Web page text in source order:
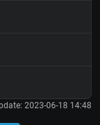
2023-06-18 14:48